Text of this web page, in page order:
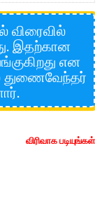
விரைவில்
இதற்கான
என
துணைவேந்தர்
விரிவாக படியுங்கள்